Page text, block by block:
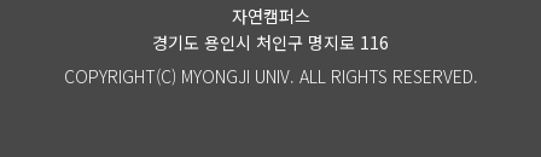
자연캠퍼스
경기도 용인시 처인구 명지로 116
COPYRIGHT(C) MYONGJI UNIV. ALL RIGHTS RESERVED.